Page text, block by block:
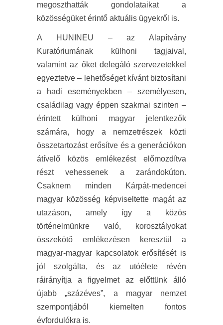
megoszthatták gondolataikat a
közösségüket érintő aktuális ügyekről is.
A HUNINEU – az Alapítvány
Kuratóriumának külhoni tagjaival,
valamint az őket delegáló szervezetekkel
egyeztetve – lehetőséget kívánt biztosítani
a hadi eseményekben – személyesen,
családilag vagy éppen szakmai szinten –
érintett külhoni magyar jelentkezők
számára, hogy a nemzetrészek közti
összetartozást erősítve és a generációkon
átívelő közös emlékezést előmozdítva
részt vehessenek a zarándokúton.
Csaknem minden Kárpát-medencei
magyar közösség képviseltette magát az
utazáson, amely így a közös
történelmünkre való, korosztályokat
összekötő emlékezésen keresztül a
magyar-magyar kapcsolatok erősítését is
jól szolgálta, és az utóélete révén
ráirányítja a figyelmet az előttünk álló
újabb „százéves”, a magyar nemzet
szempontjából kiemelten fontos
évfordulókra is.